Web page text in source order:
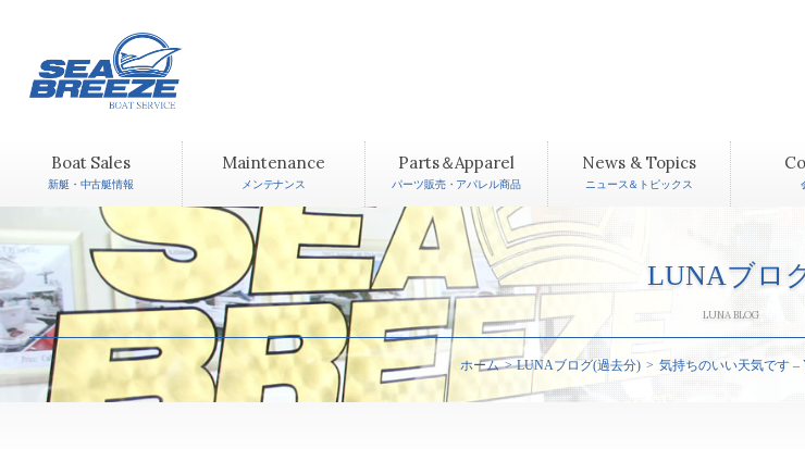
Boat Sales
新艇・中古艇情報
Maintenance
メンテナンス
Parts＆Apparel
パーツ販売・アパレル商品
News & Topics
ニュース＆トピックス
LUNAブロ
LUNA BLOG
ホーム LUNAブログ(過去分) 気持ちのいい天気です –